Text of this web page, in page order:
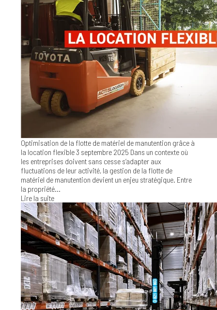
Optimisation de la flotte de matériel de manutention grâce à
la location flexible3 septembre 2025 Dans un contexte où
les entreprises doivent sans cesse s’adapter aux
fluctuations de leur activité, la gestion de la flotte de
matériel de manutention devient un enjeu stratégique. Entre
la propriété...
Lire la suite